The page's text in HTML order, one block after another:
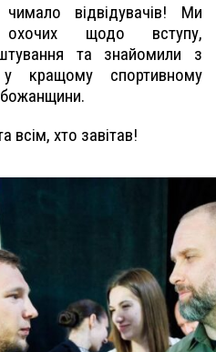
відвідувачів! Ми
охочих щодо вступу,
та знайомили з
кращому спортивному
всім, хто завітав!